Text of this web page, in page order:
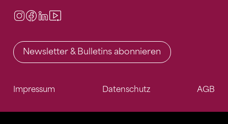
Instagram
Facebook
LinkedIn
Newsletter & Bulletins abonnieren
Impressum Datenschutz AGB